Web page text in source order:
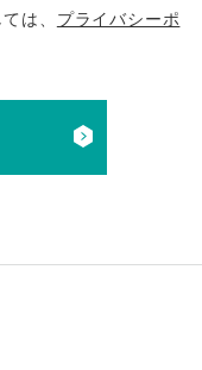
は、 プライバシーポ